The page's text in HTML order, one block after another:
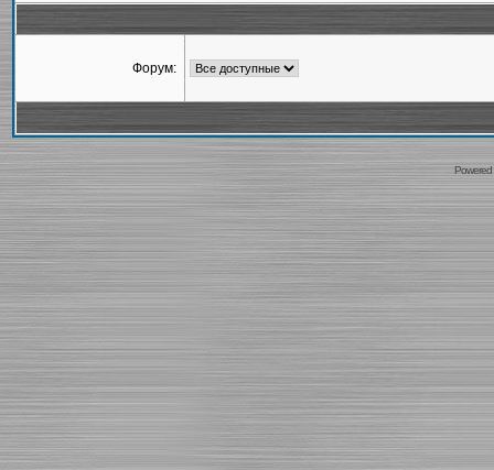
Форум: